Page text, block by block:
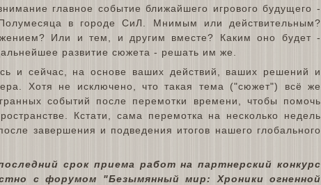
главное событие ближайшего игрового будущего -
в городе СиЛ. Мнимым или действительным?
Или и тем, и другим вместе? Каким оно будет -
развитие сюжета - решать им же.
и сейчас, на основе ваших действий, ваших решений и
Хотя не исключено, что такая тема ("сюжет") всё же
событий после перемотки времени, чтобы помочь
Кстати, сама перемотка на несколько недель
завершения и подведения итогов нашего глобального
срок приема работ на партнерский конкурс
с форумом "Безымянный мир: Хроники огненной